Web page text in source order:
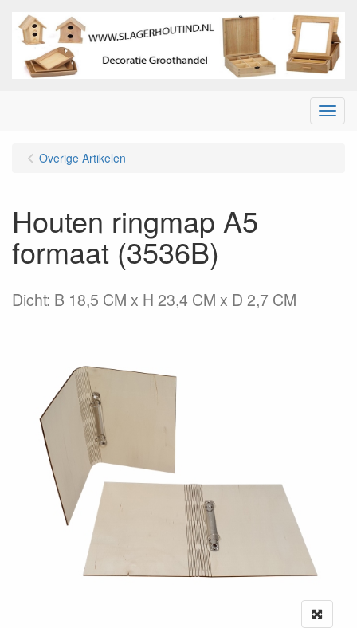
Menu
Overige Artikelen
Houten ringmap A5
formaat (3536B)
Dicht: B 18,5 CM x H 23,4 CM x D 2,7 CM